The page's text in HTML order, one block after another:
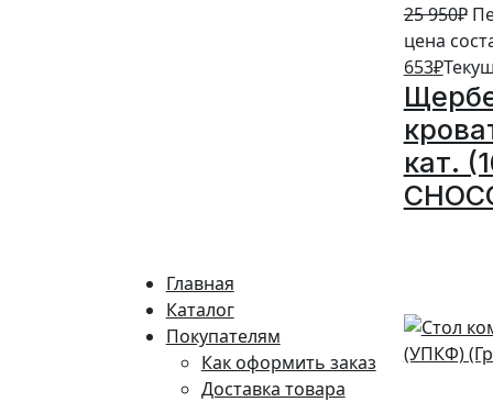
Главная
Каталог
Покупателям
Как оформить заказ
Доставка товара
25 950₽
цена
653₽
кат.